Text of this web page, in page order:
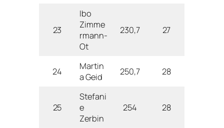
23
Ibo
Zimme
rmann-
Ot
230,7 27
24
Martin
a Geid
250,7 28
25
Stefani
e
Zerbin
254 28